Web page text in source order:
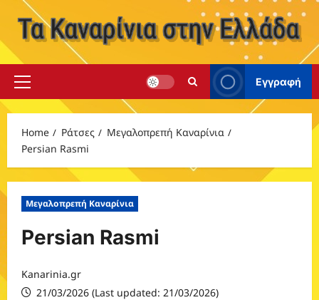
content
Primary
Εγγραφή
Home Ράτσες
Μεγαλοπρεπή Καναρίνια
Persian Rasmi
Μεγαλοπρεπή Καναρίνια
Persian Rasmi
Kanarinia.gr
21/03/2026 (Last updated: 21/03/2026)